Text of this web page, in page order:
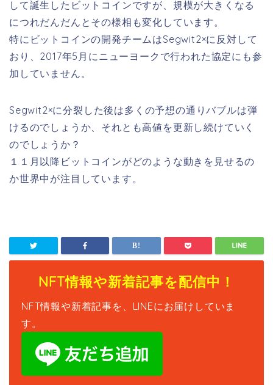
して誕生したビットコインですが、規模が大きくなる
につれだんだんとその様相も変化しています。
特にビットコインの開発チームはSegwit2×に反対して
おり、2017年5月にニューヨークで行われた協定にも参
加していません。
Segwit2×に分裂した後は多くの予想の通りバブルは弾
けるのでしょうか、それとも高値を更新し続けていく
のでしょうか？
１１月以降ビットコインがどのような動きを見せるの
か世界中が注目しています。
NFT情報や新着記事を配信中！
NFT情報や新着記事を、LINEにお届けしていま
す。